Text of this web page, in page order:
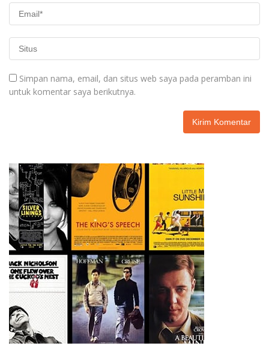
Simpan nama, email, dan situs web saya pada peramban ini
untuk komentar saya berikutnya.